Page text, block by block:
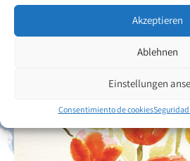
Akzeptieren
Ablehnen
Einstellungen
Consentimiento de cookies